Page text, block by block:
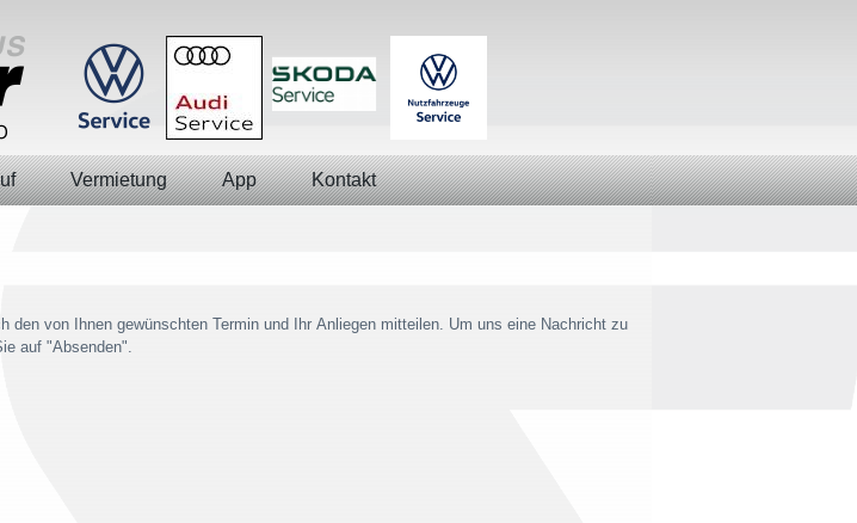
Vermietung App Kontakt
den von Ihnen gewünschten Termin und Ihr Anliegen mitteilen. Um uns eine Nachricht zu
auf "Absenden".